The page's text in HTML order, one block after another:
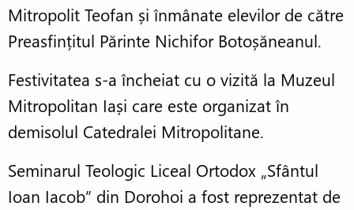
Mitropolit Teofan și înmânate elevilor de către
Preasfințitul Părinte Nichifor Botoșăneanul.
Festivitatea s-a încheiat cu o vizită la Muzeul
Mitropolitan Iași care este organizat în
demisolul Catedralei Mitropolitane.
Seminarul Teologic Liceal Ortodox „Sfântul
Ioan Iacob” din Dorohoi a fost reprezentat de